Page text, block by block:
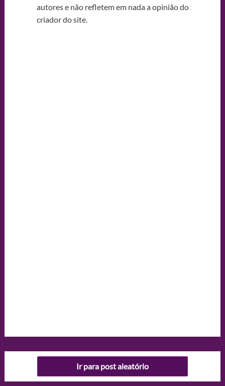
autores e não refletem em nada a opinião do
criador do site.
Ir para post aleatório